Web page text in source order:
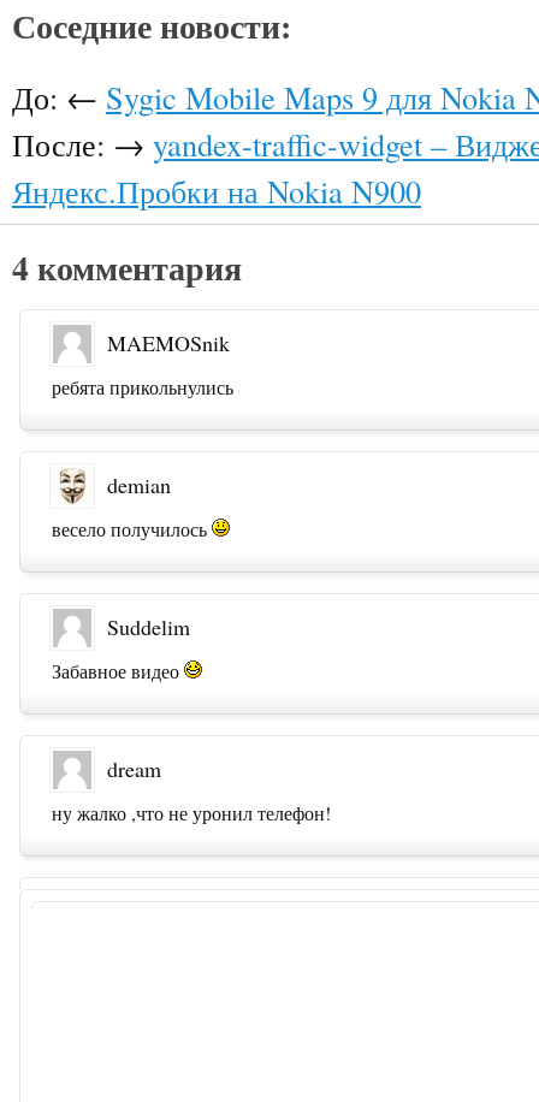
Соседние новости:
До: ← Sygic Mobile Maps 9 для Nokia
После: → yandex-traffic-widget –
Яндекс.Пробки на Nokia N900
4 комментария
MAEMOSnik
ребята прикольнулись
demian
весело получилось
Suddelim
Забавное видео
dream
ну жалко ,что не уронил телефон!